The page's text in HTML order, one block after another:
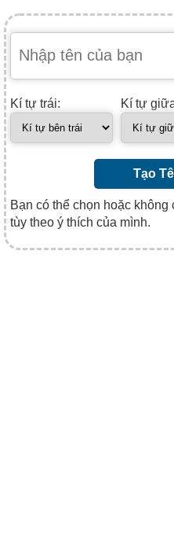
Kí tự trái: Kí tự
Tạo
Bạn có thể chọn hoặc
tùy theo ý thích của mình.